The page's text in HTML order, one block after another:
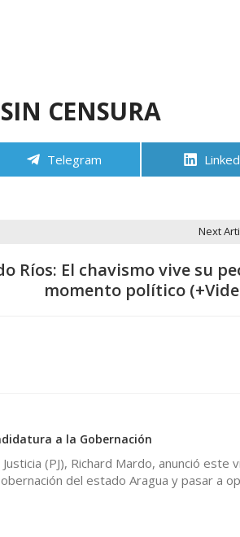
CENSURA
Compartir
Telegram
Next
Ríos: El chavismo vive su
momento político
a la Gobernación
(PJ), Richard Mardo, anunció este
del estado Aragua y pasar a